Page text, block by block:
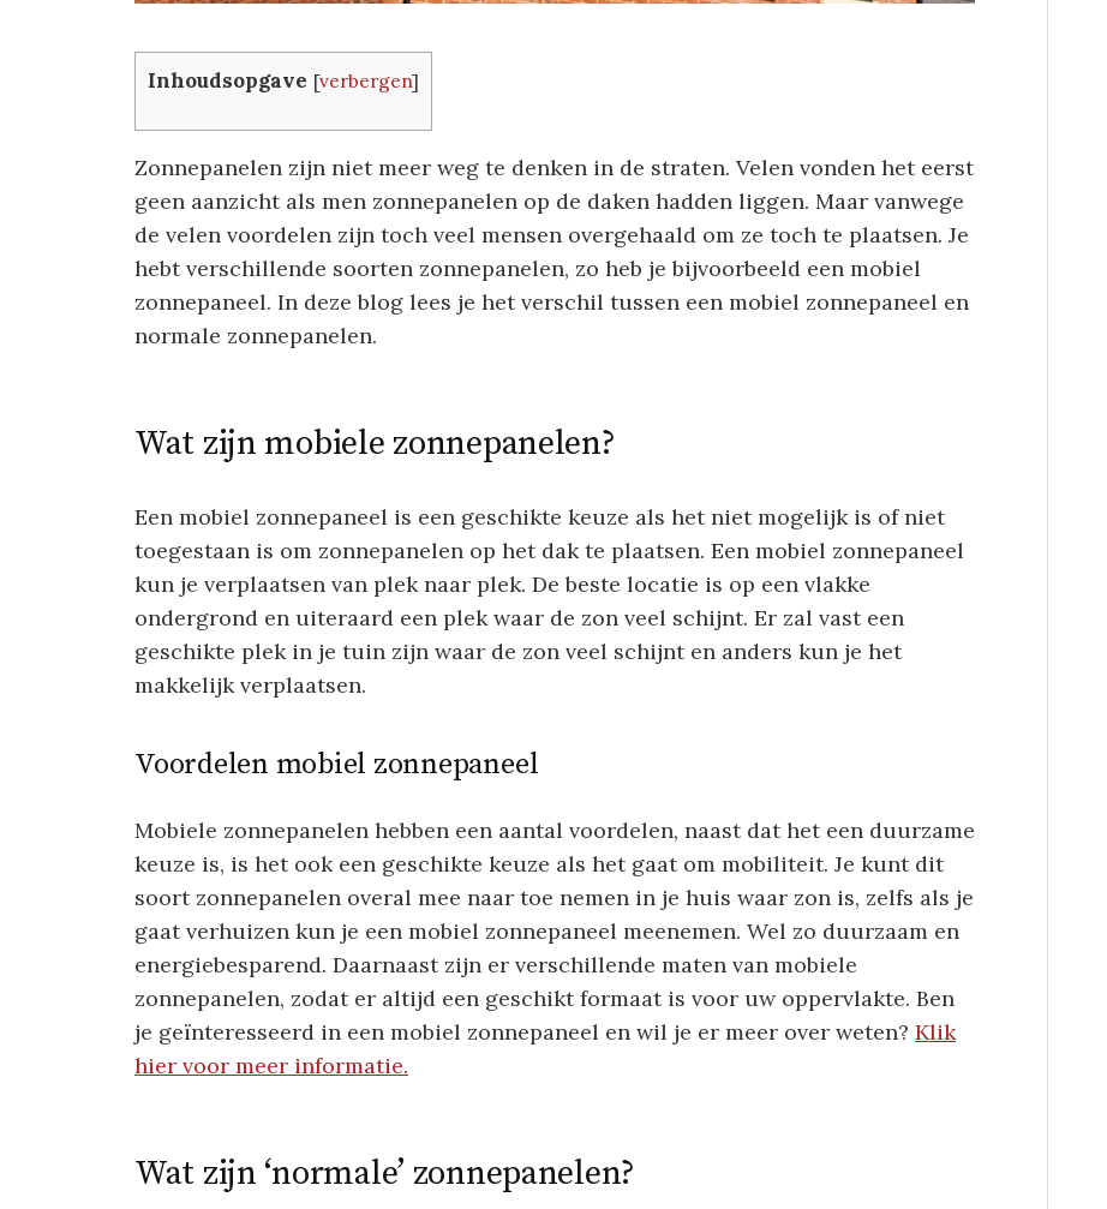
Inhoudsopgave [verbergen]
Zonnepanelen zijn niet meer weg te denken in de straten. Velen vonden het eerst
geen aanzicht als men zonnepanelen op de daken hadden liggen. Maar vanwege
de velen voordelen zijn toch veel mensen overgehaald om ze toch te plaatsen. Je
hebt verschillende soorten zonnepanelen, zo heb je bijvoorbeeld een mobiel
zonnepaneel. In deze blog lees je het verschil tussen een mobiel zonnepaneel en
normale zonnepanelen.
Wat zijn mobiele zonnepanelen?
Een mobiel zonnepaneel is een geschikte keuze als het niet mogelijk is of niet
toegestaan is om zonnepanelen op het dak te plaatsen. Een mobiel zonnepaneel
kun je verplaatsen van plek naar plek. De beste locatie is op een vlakke
ondergrond en uiteraard een plek waar de zon veel schijnt. Er zal vast een
geschikte plek in je tuin zijn waar de zon veel schijnt en anders kun je het
makkelijk verplaatsen.
Voordelen mobiel zonnepaneel
Mobiele zonnepanelen hebben een aantal voordelen, naast dat het een duurzame
keuze is, is het ook een geschikte keuze als het gaat om mobiliteit. Je kunt dit
soort zonnepanelen overal mee naar toe nemen in je huis waar zon is, zelfs als je
gaat verhuizen kun je een mobiel zonnepaneel meenemen. Wel zo duurzaam en
energiebesparend. Daarnaast zijn er verschillende maten van mobiele
zonnepanelen, zodat er altijd een geschikt formaat is voor uw oppervlakte. Ben
je geïnteresseerd in een mobiel zonnepaneel en wil je er meer over weten? Klik
hier voor meer informatie.
Wat zijn ‘normale’ zonnepanelen?